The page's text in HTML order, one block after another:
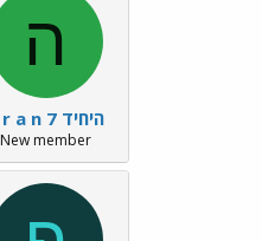
ה
היחיד e r a n 7
New member